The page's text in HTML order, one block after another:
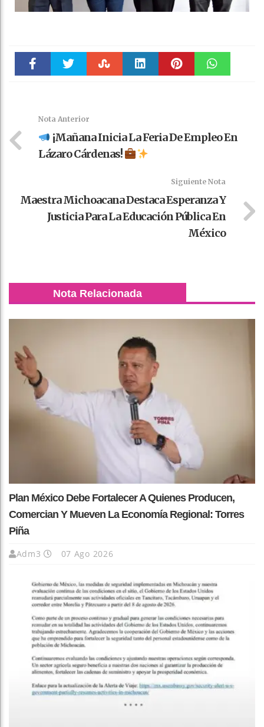
Nota Anterior
¡Mañana Inicia La Feria De Empleo En
Lázaro Cárdenas!
Siguiente Nota
Maestra Michoacana Destaca Esperanza Y
Justicia Para La Educación Pública En
México
Nota Relacionada
Plan México Debe Fortalecer A Quienes Producen,
Comercian Y Mueven La Economía Regional: Torres
Piña
Adm3 07 Ago 2026